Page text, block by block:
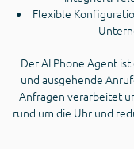
Flexible
Der AI Phone Agent
und ausgehende
Anfragen verarbeitet
rund um die Uhr und